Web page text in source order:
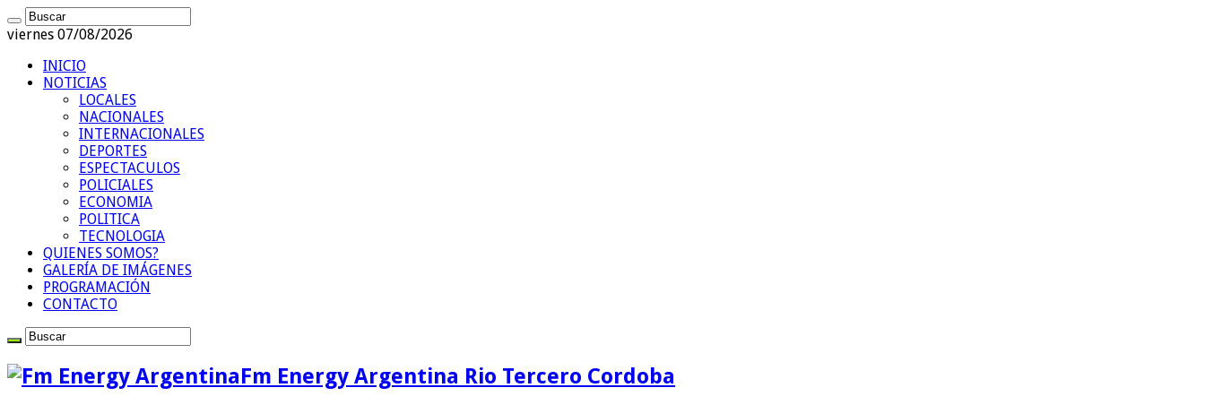
viernes 07/08/2026
INICIO
NOTICIAS
LOCALES
NACIONALES
INTERNACIONALES
DEPORTES
ESPECTACULOS
POLICIALES
ECONOMIA
POLITICA
TECNOLOGIA
QUIENES SOMOS?
GALERÍA DE IMÁGENES
PROGRAMACIÓN
CONTACTO
Fm Energy Argentina Rio Tercero Cordoba